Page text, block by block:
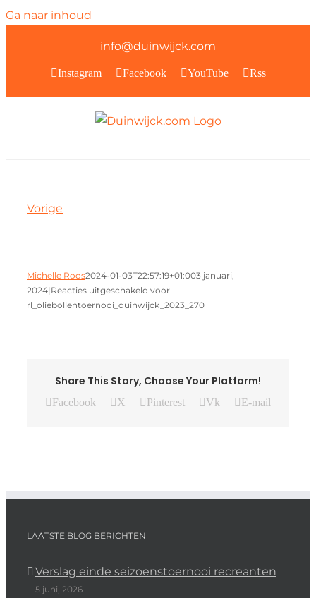
Ga naar inhoud
info@duinwijck.com
Instagram Facebook YouTube Rss
Vorige
Michelle Roos2024-01-03T22:57:19+01:003 januari,
2024|Reacties uitgeschakeld voor
rl_oliebollentoernooi_duinwijck_2023_270
Share This Story, Choose Your Platform!
Facebook X Pinterest Vk E-mail
LAATSTE BLOG BERICHTEN
Verslag einde seizoenstoernooi recreanten
5 juni, 2026